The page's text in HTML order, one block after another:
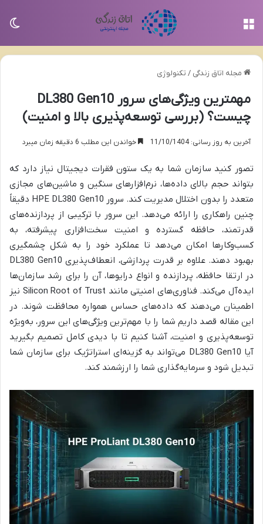
مجله اتاق زندگی / تکنولوژی
مهمترین ویژگی‌های سرور DL380 Gen10
چیست؟ (بررسی توسعه‌پذیری بالا و امنیت)
آخرین به روز رسانی: 11/10/1404 خواندن این مطلب 6 دقیقه زمان میبرد
تصور کنید سازمان شما به یک ستون فقرات دیجیتال نیاز دارد که
بتواند حجم بالای داده‌ها، نرم‌افزارهای سنگین و ماشین‌های مجازی
متعدد را بدون اختلال مدیریت کند. سرور HPE DL380 Gen10 دقیقاً
چنین راهکاری را ارائه می‌دهد. این سرور با ترکیبی از پردازنده‌های
قدرتمند، حافظه گسترده و امنیت سخت‌افزاری پیشرفته، به
کسب‌وکارها امکان می‌دهد تا عملکرد خود را به شکل چشمگیری
بهبود دهند. علاوه بر قدرت پردازشی، انعطاف‌پذیری DL380 Gen10
در ارتقا حافظه، پردازنده و انواع درایوها، آن را برای رشد سازمان‌ها
ایده‌آل می‌کند. فناوری‌های امنیتی مانند Silicon Root of Trust نیز
اطمینان می‌دهند که داده‌های حساس همواره محافظت شوند. در
این مقاله قصد داریم شما را با مهم‌ترین ویژگی‌های این سرور، به‌ویژه
توسعه‌پذیری و امنیت، آشنا کنیم تا با دیدی کامل تصمیم بگیرید
آیا DL380 Gen10 می‌تواند به گزینه‌ای استراتژیک برای سازمان شما
تبدیل شود و سرمایه‌گذاری شما را ارزشمند کند.